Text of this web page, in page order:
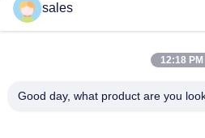
L'industria unita della macchina del
PV/PVC di raffreddamento a aria
l'impionbatura
Facile automatico della tagliatrice
sales
12:18 PM
Good day, what product are you